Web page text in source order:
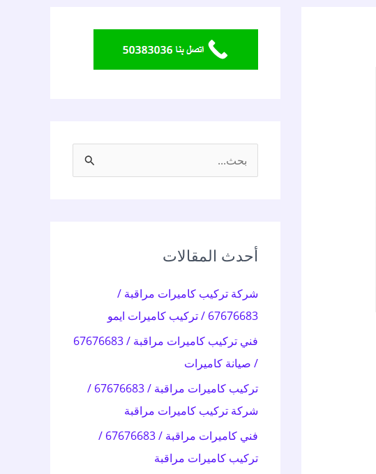
ث
ن
:
أحدث المقالات
شركة تركيب كاميرات مراقبة /
67676683 / تركيب كاميرات ايمو
فني تركيب كاميرات مراقبة / 67676683
/ صيانة كاميرات
تركيب كاميرات مراقبة / 67676683 /
شركة تركيب كاميرات مراقبة
فني كاميرات مراقبة / 67676683 /
تركيب كاميرات مراقبة